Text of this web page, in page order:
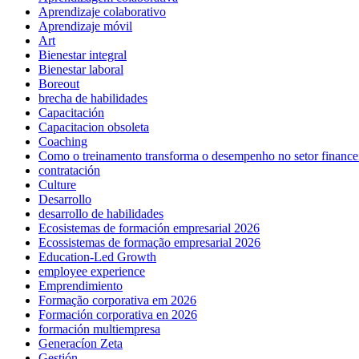
Aprendizaje colaborativo
Aprendizaje móvil
Art
Bienestar integral
Bienestar laboral
Boreout
brecha de habilidades
Capacitación
Capacitacion obsoleta
Coaching
Como o treinamento transforma o desempenho no setor
contratación
Culture
Desarrollo
desarrollo de habilidades
Ecosistemas de formación empresarial 2026
Ecossistemas de formação empresarial 2026
Education-Led Growth
employee experience
Emprendimiento
Formação corporativa em 2026
Formación corporativa en 2026
formación multiempresa
Generacíon Zeta